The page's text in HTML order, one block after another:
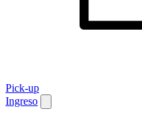
Pick-up
Ingreso